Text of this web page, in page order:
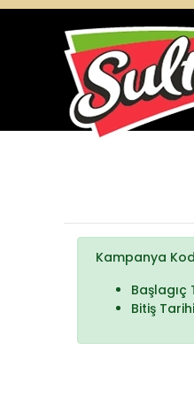
Kampanya
Başlagıç
Bitiş